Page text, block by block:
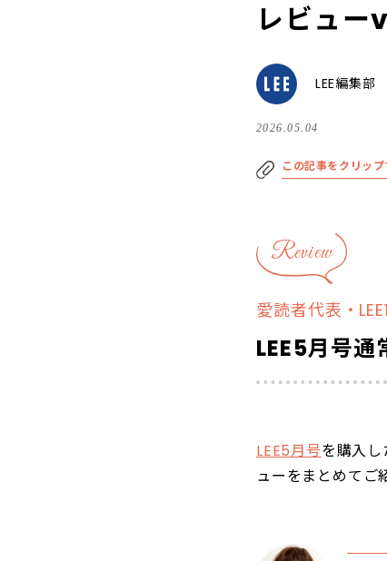
レビュー
LEE編集部
2026.05.04
この記事をクリップ
Review
愛読者代表・
LEE5月号
LEE5月号を購入
ューをまとめてご